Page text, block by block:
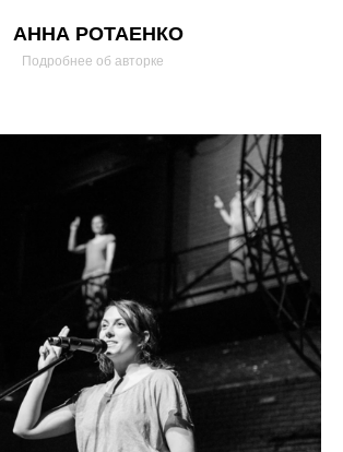
АННА РОТАЕНКО
Подробнее об авторке